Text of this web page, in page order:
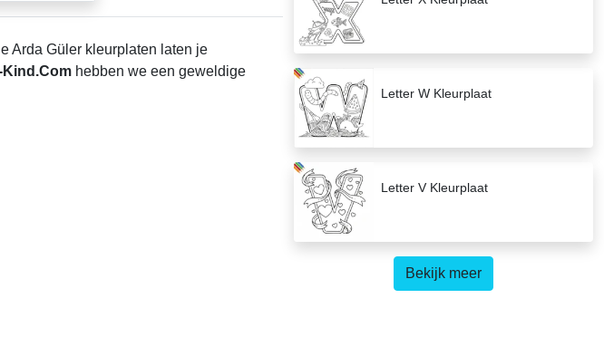
Arda Güler kleurplaten laten je
Kind.Com hebben we een geweldige
Letter W Kleurplaat
Letter V Kleurplaat
Bekijk meer